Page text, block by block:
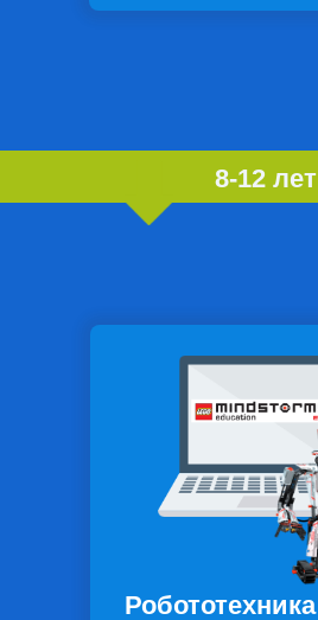
8-12 лет
Робототехника